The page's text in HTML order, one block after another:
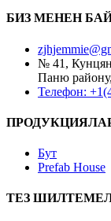
БИЗ МЕНЕН
№ 41,
Паню
Телефон:
Бут
Prefab House
ТЕЗ